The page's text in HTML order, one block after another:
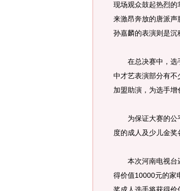
现场观众鼓起热烈
来激昂奔放的唐派声
孙嘉麟的表演则是沉
在总决赛中，选手
中才艺表演部分有
加盟助演，为选手增
为保证大赛的公平
度的成人及少儿金奖
本次河南电视台还
得价值10000元的家